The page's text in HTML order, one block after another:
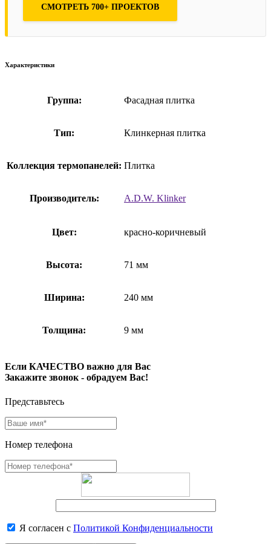
СМОТРЕТЬ 700+ ПРОЕКТОВ
Характеристики
Группа: Фасадная плитка
Тип: Клинкерная плитка
Коллекция термопанелей: Плитка
Производитель: A.D.W. Klinker
Цвет: красно-коричневый
Высота: 71 мм
Ширина: 240 мм
Толщина: 9 мм
Если КАЧЕСТВО важно для Вас
Закажите звонок - обрадуем Вас!
Представьтесь
Номер телефона
Я согласен с Политикой Конфиденциальности